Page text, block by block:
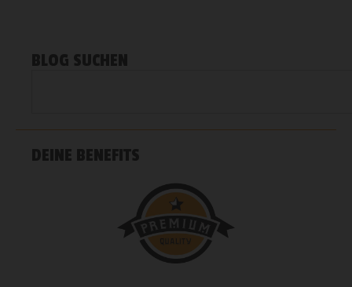
BLOG SUCHEN
DEINE BENEFITS